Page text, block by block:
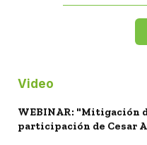
Video
WEBINAR: "Mitigación
participación de Cesar